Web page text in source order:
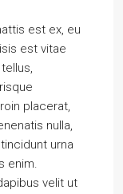
est ex, eu
est vitae
placerat,
nulla,
urna
enim.
velit ut